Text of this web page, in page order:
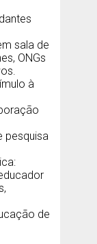
sala de
ONGs
à
pesquisa
de